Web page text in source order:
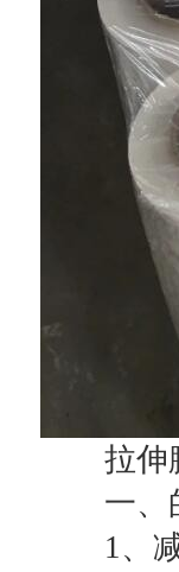
拉伸
一、
1、减